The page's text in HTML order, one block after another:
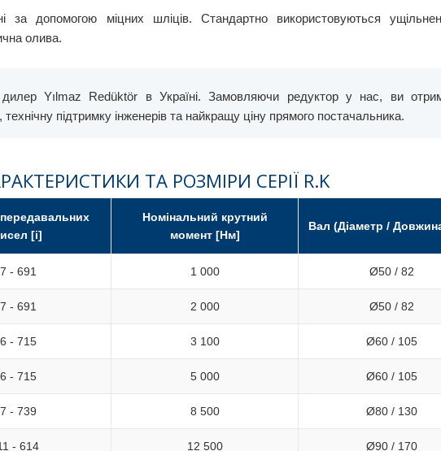
за допомогою міцних шліців. Стандартно використовуються
олива.
Yılmaz Redüktör в Україні. Замовляючи редуктор у нас, ви
підтримку інженерів та найкращу ціну прямого постачальника.
ТА РОЗМІРИ СЕРІЇ R.K
[i]
Номінальний крутний
момент [Нм]
Вал (Діаметр /
7 - 691 1 000 Ø50 / 82
7 - 691 2 000 Ø50 / 82
6 - 715 3 100 Ø60 / 105
6 - 715 5 000 Ø60 / 105
7 - 739 8 500 Ø80 / 130
- 614 12 500 Ø90 / 170